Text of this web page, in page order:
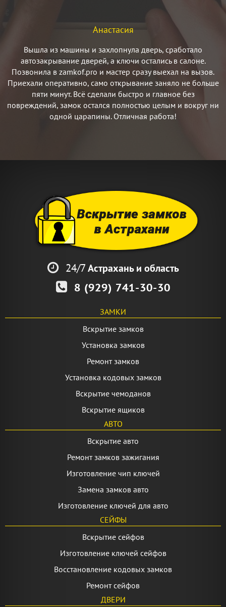
Анастасия
Вышла из машины и захлопнула дверь, сработало
автозакрывание дверей, а ключи остались в салоне.
Позвонила в zamkof.pro и мастер сразу выехал на вызов.
Приехали оперативно, само открывание заняло не больше
пяти минут. Всё сделали быстро и главное без
повреждений, замок остался полностью целым и вокруг ни
одной царапины. Отличная работа!
24/7Астрахань и область
8 (929) 741-30-30
ЗАМКИ
Вскрытие замков
Установка замков
Ремонт замков
Установка кодовых замков
Вскрытие чемоданов
Вскрытие ящиков
АВТО
Вскрытие авто
Ремонт замков зажигания
Изготовление чип ключей
Замена замков авто
Изготовление ключей для авто
СЕЙФЫ
Вскрытие сейфов
Изготовление ключей сейфов
Восстановление кодовых замков
Ремонт сейфов
ДВЕРИ